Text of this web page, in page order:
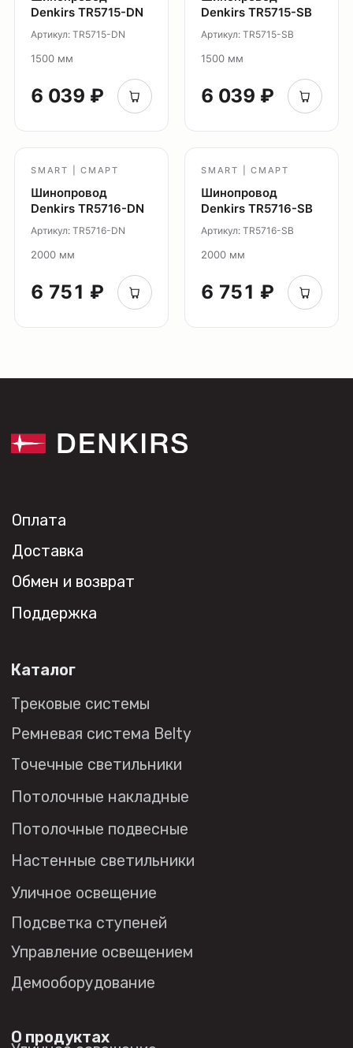
Denkirs TR5715-DN
Артикул: TR5715-DN
1500 мм
6 039 ₽
Denkirs TR5715-SB
Артикул: TR5715-SB
1500 мм
6 039 ₽
SMART | СМАРТ
Шинопровод
Denkirs TR5716-DN
Артикул: TR5716-DN
2000 мм
6 751 ₽
SMART | СМАРТ
Шинопровод
Denkirs TR5716-SB
Артикул: TR5716-SB
2000 мм
6 751 ₽
Каталог
Контакты
Новости
купить?
© 2026 DENKIRS
Сотрудничество
Проекты
Политика в отношении
обработки персональных данных
Публичная оферта
Светильники Flex
Светильники Inviz